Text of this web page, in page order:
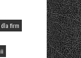
dla firm